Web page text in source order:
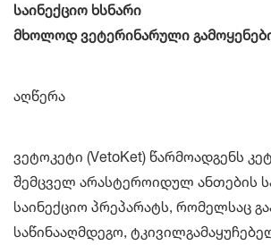
საინექციო ხსნარი
მხოლოდ ვეტერინარული
აღწერა
ვეტოკეტი (VetoKet) წარმოადგენს
შემცველ არასტეროიდულ ანთების
საინექციო პრეპარატს, რომელსაც
საწინააღმდეგო,